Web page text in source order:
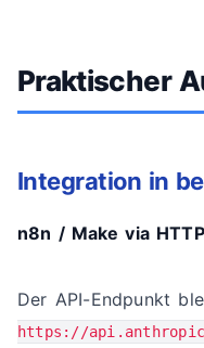
Praktischer
Integration in
n8n / Make via
Der API-Endpunkt
https://